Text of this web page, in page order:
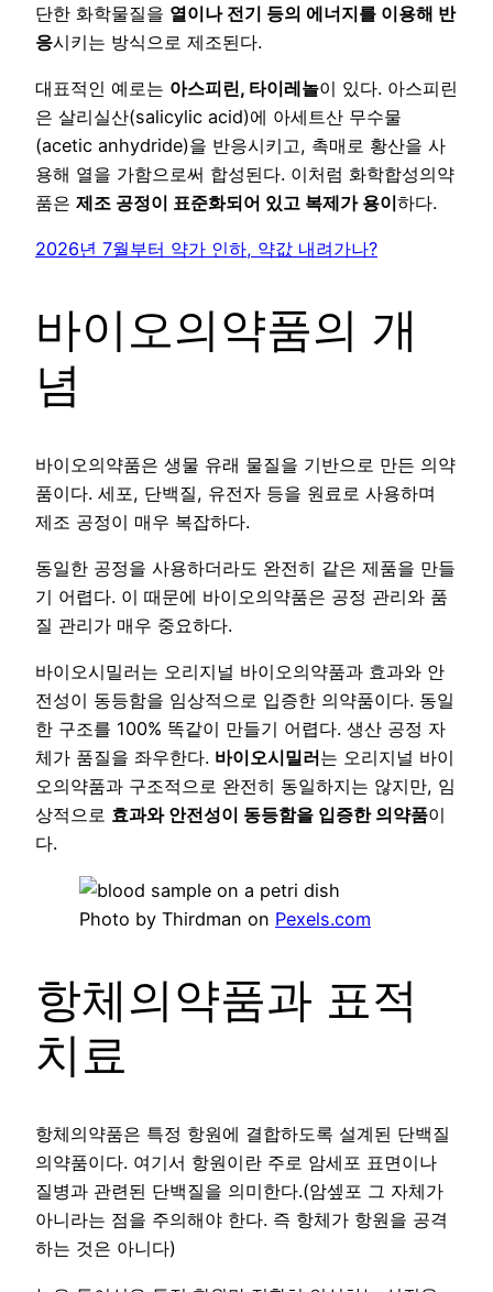
단한 화학물질을 열이나 전기 등의 에너지를 이용해 반
응시키는 방식으로 제조된다.
대표적인 예로는 아스피린, 타이레놀이 있다. 아스피린
은 살리실산(salicylic acid)에 아세트산 무수물
(acetic anhydride)을 반응시키고, 촉매로 황산을 사
용해 열을 가함으로써 합성된다. 이처럼 화학합성의약
품은 제조 공정이 표준화되어 있고 복제가 용이하다.
2026년 7월부터 약가 인하, 약값 내려가나?
바이오의약품의 개
념
바이오의약품은 생물 유래 물질을 기반으로 만든 의약
품이다. 세포, 단백질, 유전자 등을 원료로 사용하며
제조 공정이 매우 복잡하다.
동일한 공정을 사용하더라도 완전히 같은 제품을 만들
기 어렵다. 이 때문에 바이오의약품은 공정 관리와 품
질 관리가 매우 중요하다.
바이오시밀러는 오리지널 바이오의약품과 효과와 안
전성이 동등함을 임상적으로 입증한 의약품이다. 동일
한 구조를 100% 똑같이 만들기 어렵다. 생산 공정 자
체가 품질을 좌우한다. 바이오시밀러는 오리지널 바이
오의약품과 구조적으로 완전히 동일하지는 않지만, 임
상적으로 효과와 안전성이 동등함을 입증한 의약품이
다.
Photo by Thirdman on Pexels.com
항체의약품과 표적
치료
항체의약품은 특정 항원에 결합하도록 설계된 단백질
의약품이다. 여기서 항원이란 주로 암세포 표면이나
질병과 관련된 단백질을 의미한다.(암셒포 그 자체가
아니라는 점을 주의해야 한다. 즉 항체가 항원을 공격
하는 것은 아니다)